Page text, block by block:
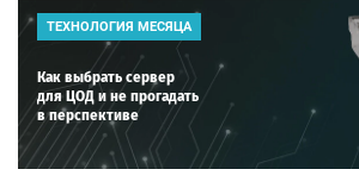
ТЕХНОЛОГИЯ МЕСЯЦА
Как выбрать сервер
для ЦОД и не прогадать
в перспективе